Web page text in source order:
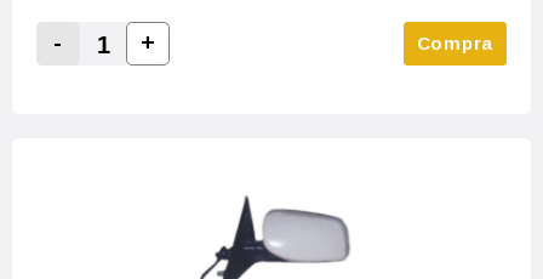
Decrease Quantity:
-
Increase Quantity:
+ Compra